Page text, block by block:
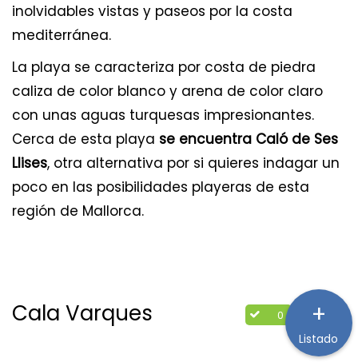
inolvidables vistas y paseos por la costa
mediterránea.
La playa se caracteriza por costa de piedra
caliza de color blanco y arena de color claro
con unas aguas turquesas impresionantes.
Cerca de esta playa se encuentra Caló de Ses
Llises, otra alternativa por si quieres indagar un
poco en las posibilidades playeras de esta
región de Mallorca.
0
Cala Varques +
Listado